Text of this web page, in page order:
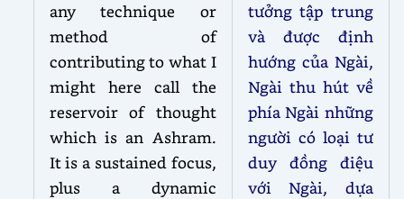
any technique or
method of
contributing to what I
might here call the
reservoir of thought
which is an Ashram.
It is a sustained focus,
plus a dynamic
tưởng tập trung
và được định
hướng của Ngài,
Ngài thu hút về
phía Ngài những
người có loại tư
duy đồng điệu
với Ngài, dựa